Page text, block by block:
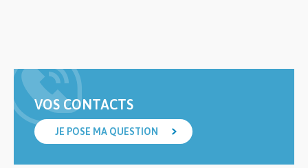
VOS CONTACTS
JE POSE MA QUESTION